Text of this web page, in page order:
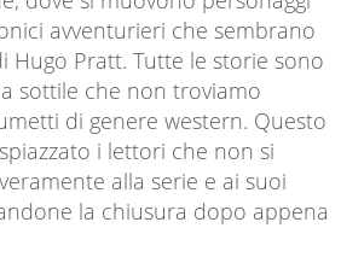
avventurieri che sembrano
Hugo Pratt. Tutte le storie sono
sottile che non troviamo
di genere western. Questo
i lettori che non si
alla serie e ai suoi
la chiusura dopo appena